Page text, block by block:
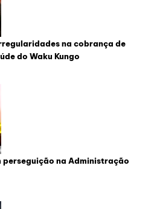
na cobrança de
do Waku Kungo
perseguição na Administração